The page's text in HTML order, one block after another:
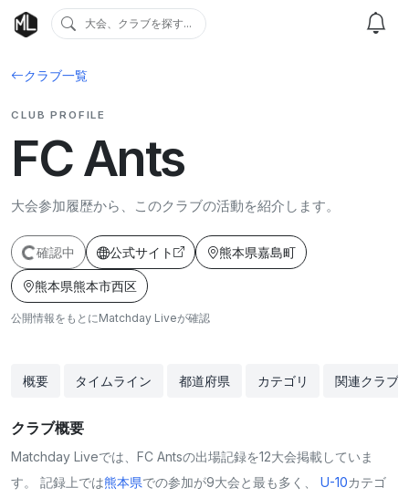
大会、クラブを探す...
クラブ一覧
CLUB PROFILE
FC Ants
大会参加履歴から、このクラブの活動を紹介します。
確認中 公式サイト 熊本県嘉島町
熊本県熊本市西区
公開情報をもとにMatchday Liveが確認
概要 タイムライン 都道府県 カテゴリ 関連クラブ
クラブ概要
Matchday Liveでは、FC Antsの出場記録を12大会掲載していま
す。 記録上では熊本県での参加が9大会と最も多く、 U-10カテゴ